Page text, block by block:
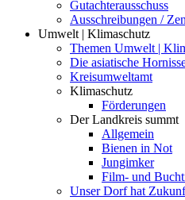
Gutachterausschuss
Ausschreibungen /
Umwelt | Klimaschutz
Themen Umwelt |
Die asiatische
Kreisumweltamt
Klimaschutz
Förderungen
Der Landkreis summt
Allgemein
Bienen in Not
Jungimker
Film- und
Unser Dorf hat